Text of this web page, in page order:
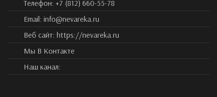
Телефон: +7 (812) 660-55-78
Email: info@nevareka.ru
Веб сайт: https://nevareka.ru
Мы В Контакте
Наш канал: